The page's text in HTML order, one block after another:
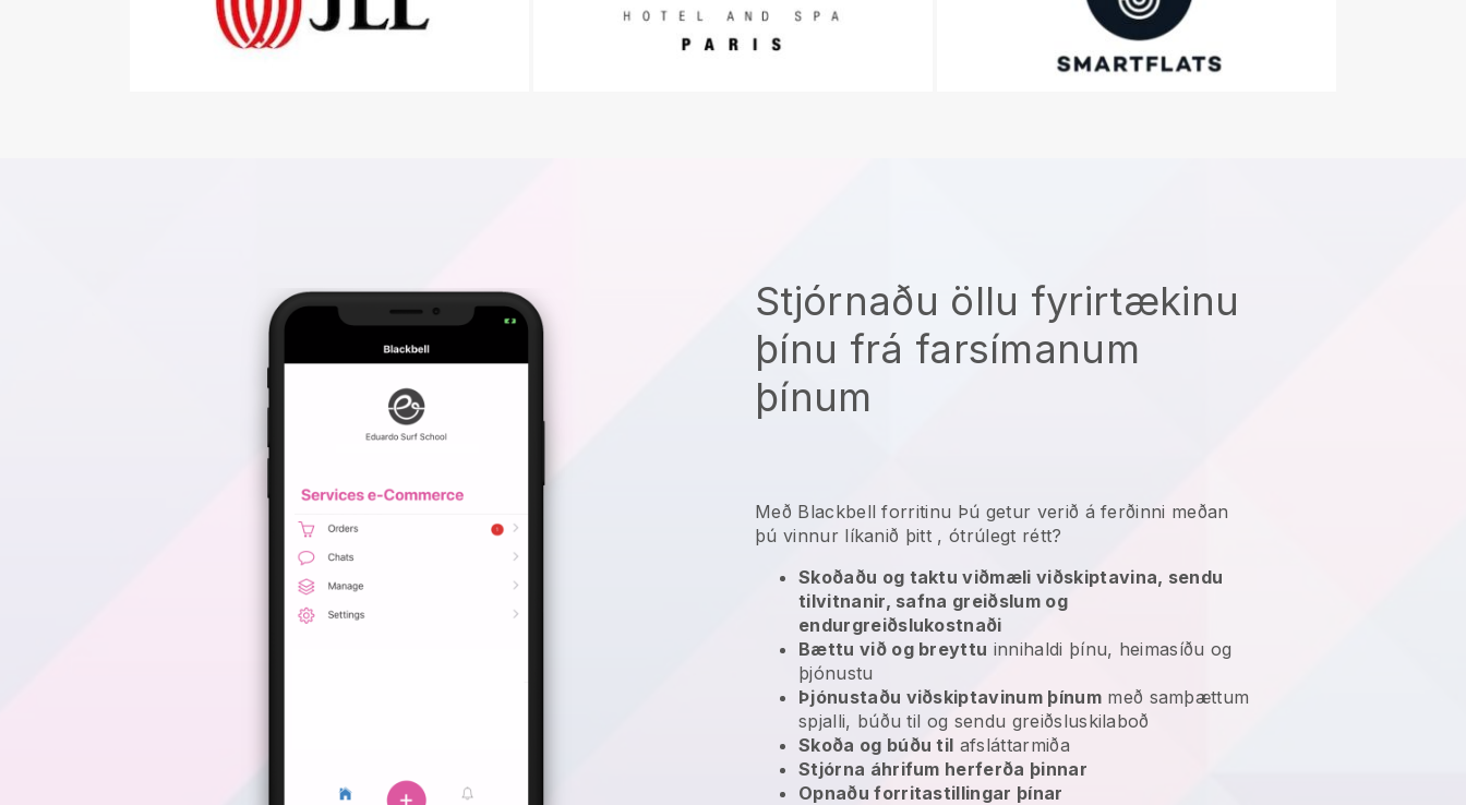
Stjórnaðu öllu fyrirtækinu
þínu frá farsímanum
þínum
Með Blackbell forritinu Þú getur verið á ferðinni meðan
þú vinnur líkanið þitt , ótrúlegt rétt?
Skoðaðu og taktu viðmæli viðskiptavina, sendu
tilvitnanir, safna greiðslum og
endurgreiðslukostnaði
Bættu við og breyttu innihaldi þínu, heimasíðu og
þjónustu
Þjónustaðu viðskiptavinum þínummeð samþættum
spjalli, búðu til og sendu greiðsluskilaboð
Skoða og búðu til afsláttarmiða
Stjórna áhrifum herferða þinnar
Opnaðu forritastillingar þínar